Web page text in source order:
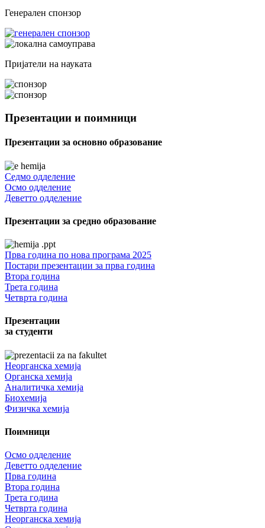
Генерален спонзор
Пријатели на науката
Презентации и поимници
Презентации за основно образование
Седмо одделение
Осмо одделение
Деветто одделение
Презентации за средно образование
Прва година по нова програма 2025
Постари презентации за прва година
Втора година
Трета година
Четврта година
Презентации
за студенти
Неорганска хемија
Органска хемија
Аналитичка хемија
Биохемија
Физичка хемија
Поимници
Осмо одделение
Деветто одделение
Прва година
Втора година
Трета година
Четврта година
Неорганска хемија